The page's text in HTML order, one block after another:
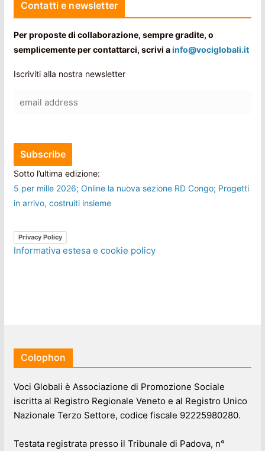
Contatti e newsletter
Per proposte di collaborazione, sempre gradite, o
semplicemente per contattarci, scrivi ainfo@vociglobali.it
Iscriviti alla nostra newsletter
Sotto l’ultima edizione:
5 per mille 2026; Online la nuova sezione RD Congo; Progetti
in arrivo, costruiti insieme
Privacy Policy
Informativa estesa e cookie policy
Colophon
Voci Globali è Associazione di Promozione Sociale
iscritta al Registro Regionale Veneto e al Registro Unico
Nazionale Terzo Settore, codice fiscale 92225980280.
Testata registrata presso il Tribunale di Padova, n°